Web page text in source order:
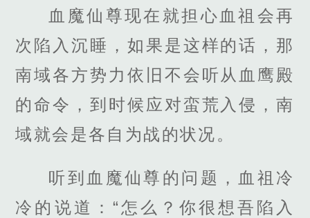
血魔仙尊现在就担心血祖会再
次陷入沉睡，如果是这样的话，那
南域各方势力依旧不会听从血鹰殿
的命令，到时候应对蛮荒入侵，南
域就会是各自为战的状况。
听到血魔仙尊的问题，血祖冷
冷的说道：“怎么？你很想吾陷入